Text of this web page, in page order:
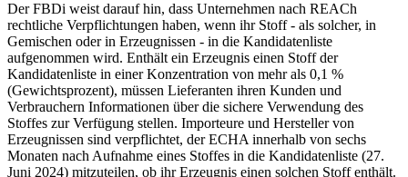
Der FBDi weist darauf hin, dass Unternehmen nach REACh
rechtliche Verpflichtungen haben, wenn ihr Stoff - als solcher, in
Gemischen oder in Erzeugnissen - in die Kandidatenliste
aufgenommen wird. Enthält ein Erzeugnis einen Stoff der
Kandidatenliste in einer Konzentration von mehr als 0,1 %
(Gewichtsprozent), müssen Lieferanten ihren Kunden und
Verbrauchern Informationen über die sichere Verwendung des
Stoffes zur Verfügung stellen. Importeure und Hersteller von
Erzeugnissen sind verpflichtet, der ECHA innerhalb von sechs
Monaten nach Aufnahme eines Stoffes in die Kandidatenliste (27.
Juni 2024) mitzuteilen, ob ihr Erzeugnis einen solchen Stoff enthält.